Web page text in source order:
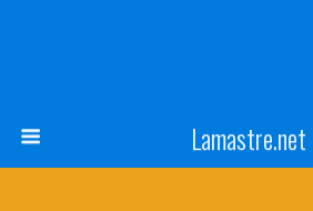
Lamastre.net